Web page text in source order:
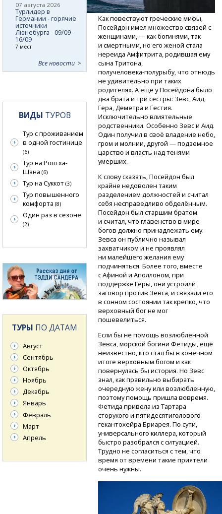
Как повествуют греческие мифы,
Посейдон имел множество связей с
женщинами, — как богинями, так
и смертными, но его женой стала
нереида Амфитрита, родившая ему
сына Тритона,
получеловека-полурыбу,что отнюдь
не удивительно при таких
родителях. А ещё у Посейдона было
два брата и три сестры: Зевс, Аид,
Гера, Деметра и Гестия.
Исключительно влиятельные
родственники. Особенно Зевс и Аид.
Один получил в своё владение небо,
гром и молнии, другой — подземное
царство и власть над тенями
умерших.
К слову сказать, Посейдон был
крайне недоволен таким
разделением должностей и считал
себя несправедливо обделённым.
Посейдон был старшим братом
и считал, что главенство в мире
богов должно принадлежать ему.
Зевса он публично называл
захватчиком и не проявлял
ни малейшего желания ему
подчиняться. Более того, вместе
с Афиной и Аполлоном, при
поддержке Геры, они устроили
заговор против Зевса, и связали его
в сонном состоянии так крепко, что
верховный бог не мог
пошевелиться.
Если бы не помощь возлюбленной
Зевса, морской богини Фетиды, ещё
неизвестно, кто стал бы в конечном
итоге верховным богом и как
повернулась бы история. Но Зевс
знал, как правильно выбирать
очередную жену или возлюбленную,
поэтому помощь пришла вовремя.
Фетида привела из Тартара
сторукого и пятидесятиголового
гекантохейра Бриарея. По сути,
универсального киллера, который
быстро разобрался с ситуацией.
Трудно не согласиться с тем, что
время от времени такие приятели
очень нужны.
07 августа 2026
Турлидер в
Германии - горячие
источники
Люнебурга - 09/09 -
16/09
7 мест
Все новости
ВИДЫ ТУРОВ
Тур с проживанием
в одной гостинице
(6)
Тур на Рош ха-
Шана (6)
Тур на Суккот (3)
Тур повышенного
комфорта (8)
Один раз в сезоне
(2)
ТУРЫ ПО ДАТАМ
Август
Сентябрь
Октябрь
Ноябрь
Декабрь
Январь
Февраль
Март
Апрель